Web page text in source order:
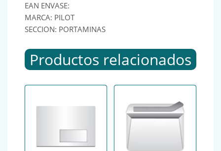
EAN ENVASE:
MARCA: PILOT
SECCION: PORTAMINAS
Productos relacionados